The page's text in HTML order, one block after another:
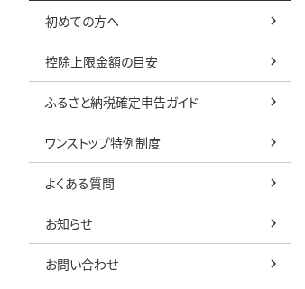
初めての方へ
控除上限金額の目安
ふるさと納税確定申告ガイド
ワンストップ特例制度
よくある質問
お知らせ
お問い合わせ